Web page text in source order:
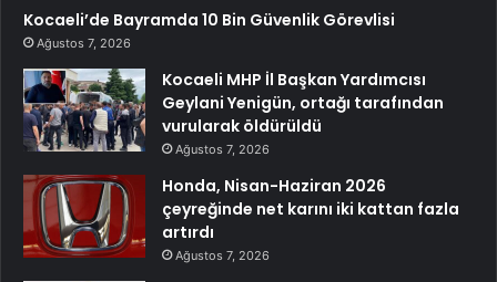
Kocaeli’de Bayramda 10 Bin Güvenlik Görevlisi
Ağustos 7, 2026
Kocaeli MHP İl Başkan Yardımcısı
Geylani Yenigün, ortağı tarafından
vurularak öldürüldü
Ağustos 7, 2026
Honda, Nisan-Haziran 2026
çeyreğinde net karını iki kattan fazla
artırdı
Ağustos 7, 2026